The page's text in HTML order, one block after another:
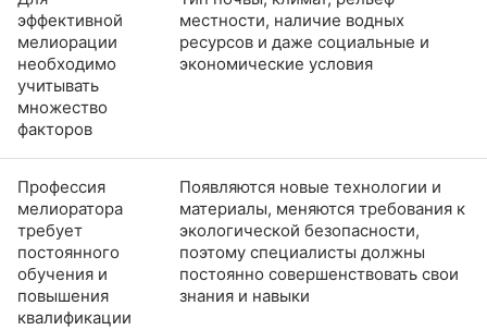
эффективной
мелиорации
необходимо
учитывать
множество
факторов
местности, наличие водных
ресурсов и даже социальные и
экономические условия
Профессия
мелиоратора
требует
постоянного
обучения и
повышения
квалификации
Появляются новые технологии и
материалы, меняются требования к
экологической безопасности,
поэтому специалисты должны
постоянно совершенствовать свои
знания и навыки